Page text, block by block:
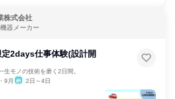
株式会社
器メーカー
定2days仕事体験(設計開
生モノの技術を磨く2日間。
9月 2日～4日